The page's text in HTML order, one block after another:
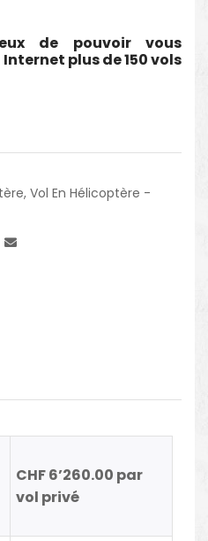
de pouvoir vous
plus de 150 vols
, Vol En Hélicoptère -
CHF 6’260.00 par
vol privé